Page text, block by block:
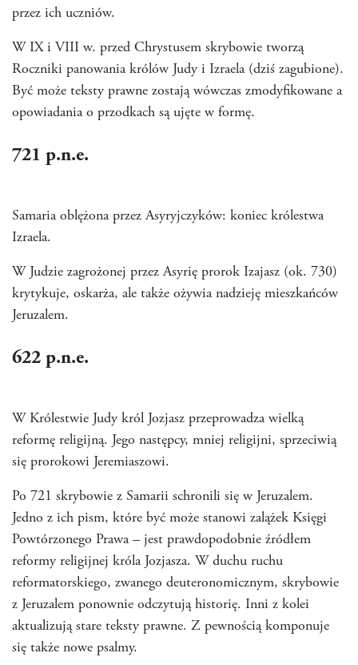
przez ich uczniów.
W IX i VIII w. przed Chrystusem skrybowie tworzą
Roczniki panowania królów Judy i Izraela (dziś zagubione).
Być może teksty prawne zostają wówczas zmodyfikowane a
opowiadania o przodkach są ujęte w formę.
721 p.n.e.
Samaria oblężona przez Asyryjczyków: koniec królestwa
Izraela.
W Judzie zagrożonej przez Asyrię prorok Izajasz (ok. 730)
krytykuje, oskarża, ale także ożywia nadzieję mieszkańców
Jeruzalem.
622 p.n.e.
W Królestwie Judy król Jozjasz przeprowadza wielką
reformę religijną. Jego następcy, mniej religijni, sprzeciwią
się prorokowi Jeremiaszowi.
Po 721 skrybowie z Samarii schronili się w Jeruzalem.
Jedno z ich pism, które być może stanowi zalążek Księgi
Powtórzonego Prawa – jest prawdopodobnie źródłem
reformy religijnej króla Jozjasza. W duchu ruchu
reformatorskiego, zwanego deuteronomicznym, skrybowie
z Jeruzalem ponownie odczytują historię. Inni z kolei
aktualizują stare teksty prawne. Z pewnością komponuje
się także nowe psalmy.